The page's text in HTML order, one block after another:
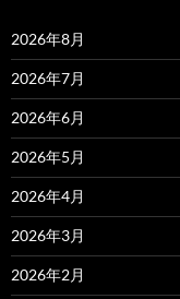
2026年8月
2026年7月
2026年6月
2026年5月
2026年4月
2026年3月
2026年2月